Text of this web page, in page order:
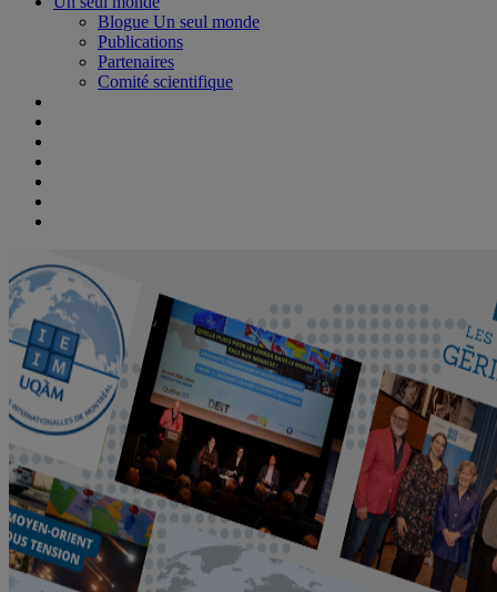
Blogue Un seul monde
Publications
Partenaires
Comité scientifique